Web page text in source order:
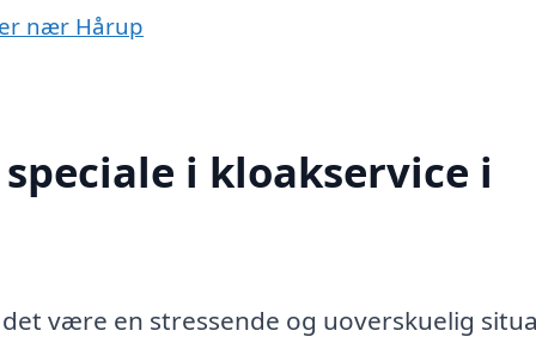
nær Hårup
i kloakservice i
være en stressende og uoverskuelig